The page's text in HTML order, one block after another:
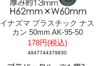
イナズマ プラスチック ナス
カン 50mm AK-95-50
178円(税込)
4947744379930